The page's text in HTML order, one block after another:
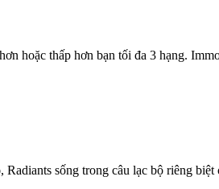
hoặc thấp hơn bạn tối đa 3 hạng.
sống trong câu lạc bộ riêng biệt